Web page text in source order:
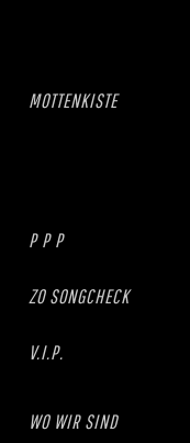
MOTTENKISTE
P P P
ZO SONGCHECK
V.I.P.
WO WIR SIND